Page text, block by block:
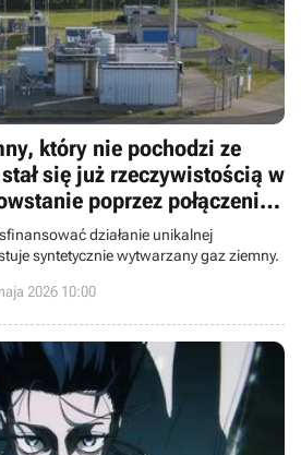
który nie pochodzi ze
się już rzeczywistością w
poprzez połączenie
działanie unikalnej
syntetycznie wytwarzany gaz ziemny.
2026 10:00